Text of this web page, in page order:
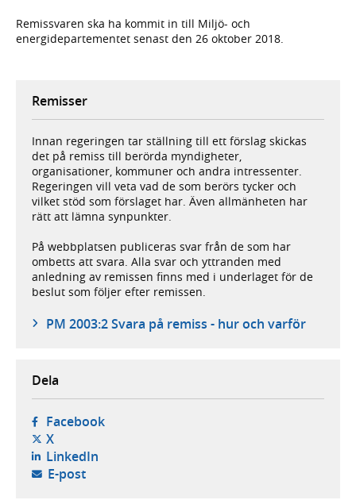
Remissvaren ska ha kommit in till Miljö- och
energidepartementet senast den 26 oktober 2018.
Remisser
Innan regeringen tar ställning till ett förslag skickas
det på remiss till berörda myndigheter,
organisationer, kommuner och andra intressenter.
Regeringen vill veta vad de som berörs tycker och
vilket stöd som förslaget har. Även allmänheten har
rätt att lämna synpunkter.
På webbplatsen publiceras svar från de som har
ombetts att svara. Alla svar och yttranden med
anledning av remissen finns med i underlaget för de
beslut som följer efter remissen.
PM 2003:2 Svara på remiss - hur och varför
Dela
Facebook- öppnas i ny flik, extern webbplats,
X- öppnas i ny flik, extern webbplats,
LinkedIn- öppnas i ny flik, extern webbplats,
E-post- öppnar din e-postklient,